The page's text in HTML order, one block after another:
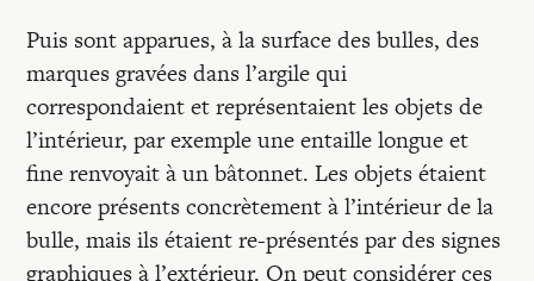
Puis sont apparues, à la surface des bulles, des
marques gravées dans l’argile qui
correspondaient et représentaient les objets de
l’intérieur, par exemple une entaille longue et
fine renvoyait à un bâtonnet. Les objets étaient
encore présents concrètement à l’intérieur de la
bulle, mais ils étaient re-présentés par des signes
graphiques à l’extérieur. On peut considérer ces